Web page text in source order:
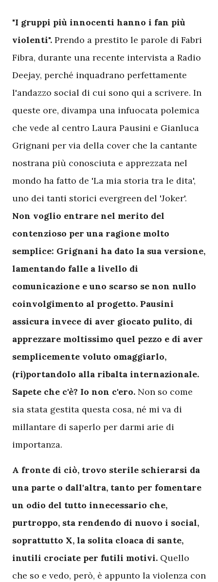
"I gruppi più innocenti hanno i fan più
violenti". Prendo a prestito le parole di Fabri
Fibra, durante una recente intervista a Radio
Deejay, perché inquadrano perfettamente
l'andazzo social di cui sono qui a scrivere. In
queste ore, divampa una infuocata polemica
che vede al centro Laura Pausini e Gianluca
Grignani per via della cover che la cantante
nostrana più conosciuta e apprezzata nel
mondo ha fatto de 'La mia storia tra le dita',
uno dei tanti storici evergreen del 'Joker'.
Non voglio entrare nel merito del
contenzioso per una ragione molto
semplice: Grignani ha dato la sua versione,
lamentando falle a livello di
comunicazione e uno scarso se non nullo
coinvolgimento al progetto. Pausini
assicura invece di aver giocato pulito, di
apprezzare moltissimo quel pezzo e di aver
semplicemente voluto omaggiarlo,
(ri)portandolo alla ribalta internazionale.
Sapete che c'è? Io non c'ero. Non so come
sia stata gestita questa cosa, né mi va di
millantare di saperlo per darmi arie di
importanza.
A fronte di ciò, trovo sterile schierarsi da
una parte o dall'altra, tanto per fomentare
un odio del tutto innecessario che,
purtroppo, sta rendendo di nuovo i social,
soprattutto X, la solita cloaca di sante,
inutili crociate per futili motivi. Quello
che so e vedo, però, è appunto la violenza con